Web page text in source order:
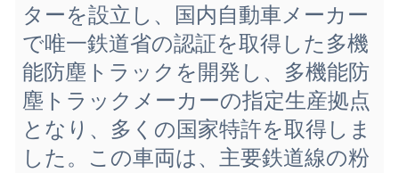
ターを設立し、国内自動車メーカー
で唯一鉄道省の認証を取得した多機
能防塵トラックを開発し、多機能防
塵トラックメーカーの指定生産拠点
となり、多くの国家特許を取得しま
した。この車両は、主要鉄道線の粉